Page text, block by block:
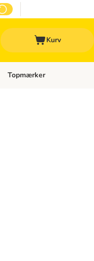
Kurv
Åben kategori menu: Andre
Topmærker